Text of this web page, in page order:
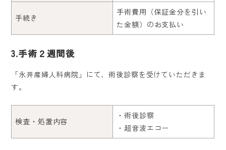
手続き
手術費用（保証金分を引い
た金額）のお支払い
3.手術２週間後
「永井産婦人科病院」にて、術後診察を受けていただきま
す。
検査・処置内容
・術後診察
・超音波エコー
アクセス・診療時間
採用情報